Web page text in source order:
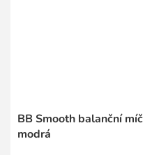
BB Smooth balanční míč
modrá